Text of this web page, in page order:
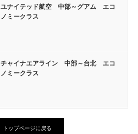
ユナイテッド航空 中部～グアム エコ
ノミークラス
チャイナエアライン 中部～台北 エコ
ノミークラス
トップページに戻る